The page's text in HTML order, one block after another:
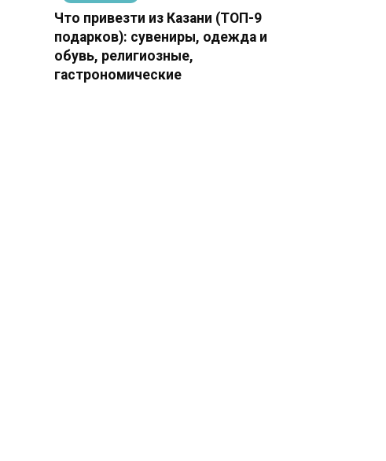
Что привезти из Казани (ТОП-9
подарков): сувениры, одежда и
обувь, религиозные,
гастрономические